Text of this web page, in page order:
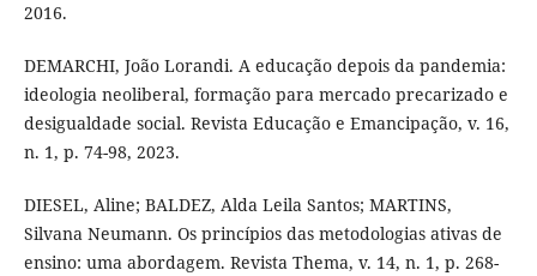
2016.
DEMARCHI, João Lorandi. A educação depois da pandemia:
ideologia neoliberal, formação para mercado precarizado e
desigualdade social. Revista Educação e Emancipação, v. 16,
n. 1, p. 74-98, 2023.
DIESEL, Aline; BALDEZ, Alda Leila Santos; MARTINS,
Silvana Neumann. Os princípios das metodologias ativas de
ensino: uma abordagem. Revista Thema, v. 14, n. 1, p. 268-